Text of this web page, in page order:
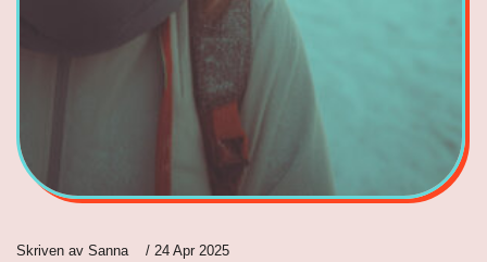
Skriven av Sanna / 24 Apr 2025